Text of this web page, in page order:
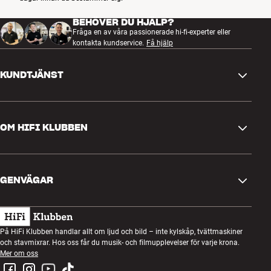
BEHÖVER DU HJÄLP?
Fråga en av våra passionerade hi-fi-experter eller
kontakta kundservice. Få hjälp
KUNDTJÄNST
Retur och reklamation
Ångra beställning
Köpvillkor
Integritetspolicy
OM HIFI KLUBBEN
Kundklubb
Lyssnarkväll
Tävlingar
GENVÄGAR
Presentkort
Bygg med ljud
Montering och installation
På HiFi Klubben handlar allt om ljud och bild – inte kylskåp, tvättmaskiner
och stavmixrar. Hos oss får du musik- och filmupplevelser för varje krona.
Mer om oss